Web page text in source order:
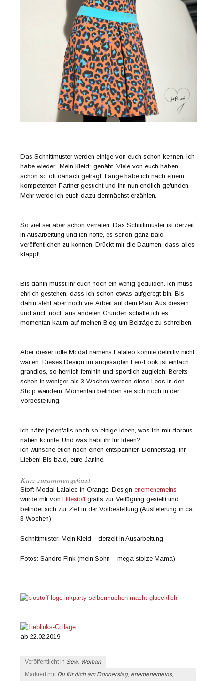
Das Schnittmuster werden einige von euch schon kennen. Ich
habe wieder „Mein Kleid“ genäht. Viele von euch haben
schon so oft danach gefragt. Lange habe ich nach einem
kompetenten Partner gesucht und ihn nun endlich gefunden.
Mehr werde ich euch dazu demnächst erzählen.
So viel sei aber schon verraten: Das Schnittmuster ist derzeit
in Ausarbeitung und ich hoffe, es schon ganz bald
veröffentlichen zu können. Drückt mir die Daumen, dass alles
klappt!
Bis dahin müsst ihr euch noch ein wenig gedulden. Ich muss
ehrlich gestehen, dass ich schon etwas aufgeregt bin. Bis
dahin steht aber noch viel Arbeit auf dem Plan. Aus diesem
und auch noch aus anderen Gründen schaffe ich es
momentan kaum auf meinen Blog um Beiträge zu schreiben.
Aber dieser tolle Modal namens Lalaleo konnte definitiv nicht
warten. Dieses Design im angesagten Leo-Look ist einfach
grandios, so herrlich feminin und sportlich zugleich. Bereits
schon in weniger als 3 Wochen werden diese Leos in den
Shop wandern. Momentan befinden sie sich noch in der
Vorbestellung.
Ich hätte jedenfalls noch so einige Ideen, was ich mir daraus
nähen könnte. Und was habt ihr für Ideen?
Ich wünsche euch noch einen entspannten Donnerstag, ihr
Lieben! Bis bald, eure Janine.
Kurz zusammengefasst
Stoff: Modal Lalaleo in Orange, Designenemenemeins –
wurde mir vonLillestoffgratis zur Verfügung gestellt und
befindet sich zur Zeit in der Vorbestellung (Auslieferung in ca.
3 Wochen)
Schnittmuster: Mein Kleid – derzeit in Ausarbeitung
Fotos: Sandro Fink (mein Sohn – mega stolze Mama)
ab 22.02.2019
Veröffentlicht in Sew, Woman
Markiert mit Du für dich am Donnerstag, enemenemeins,